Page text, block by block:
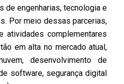
de engenharias, tecnologia e
Por meio dessas parcerias,
atividades complementares
em alta no mercado atual,
desenvolvimento de
software, segurança digital